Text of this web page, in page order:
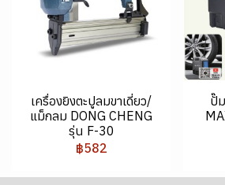
เครื่องยิงตะปูลมขาเดี่ยว/
แม็กลม DONG CHENG
รุ่น F-30
฿582
ปั๊